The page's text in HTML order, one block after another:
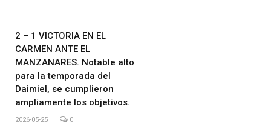
2 – 1 VICTORIA EN EL
CARMEN ANTE EL
MANZANARES. Notable alto
para la temporada del
Daimiel, se cumplieron
ampliamente los objetivos.
2026-05-25 0